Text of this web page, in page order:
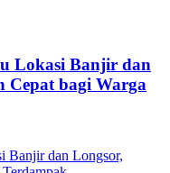
Lokasi Banjir dan
Cepat bagi Warga